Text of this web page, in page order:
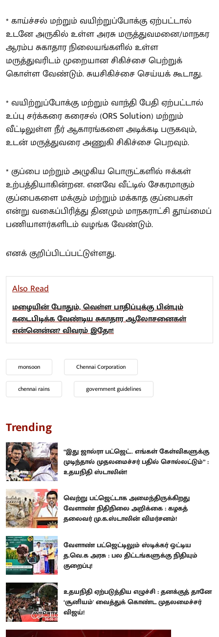
* காய்ச்சல் மற்றும் வயிற்றுப்போக்கு ஏற்பட்டால்
உடனே அருகில் உள்ள அரசு மருத்துவமனை/மாநகர
ஆரம்ப சுகாதார நிலையங்களில் உள்ள
மருத்துவரிடம் முறையான சிகிச்சை பெற்றுக்
கொள்ள வேண்டும். சுயசிகிச்சை செய்யக் கூடாது.
* வயிற்றுப்போக்கு மற்றும் வாந்தி பேதி ஏற்பட்டால்
உப்பு சர்க்கரை கரைசல் (ORS Solution) மற்றும்
வீட்டிலுள்ள நீர் ஆகாரங்களை அடிக்கடி பருகவும்,
உடன் மருத்துவரை அணுகி சிகிச்சை பெறவும்.
* குப்பை மற்றும் அழுகிய பொருட்களில் ஈக்கள்
உற்பத்தியாகின்றன. எனவே வீட்டில் சேகரமாகும்
குப்பைகளை மக்கும் மற்றும் மக்காத குப்பைகள்
என்று வகைப்பிரித்து தினமும் மாநகராட்சி தூய்மைப்
பணியாளர்களிடம் வழங்க வேண்டும்.
எனக் குறிப்பிடப்பட்டுள்ளது.
Also Read
மழையின் போதும், வெள்ள பாதிப்புக்கு பின்பும்
கடைபிடிக்க வேண்டிய சுகாதார ஆலோசனைகள்
என்னென்ன? விவரம் இதோ!
monsoon Chennai Corporation
chennai rains government guidelines
Trending
“இது ஜால்ரா பட்ஜெட்.. எங்கள் கேள்விகளுக்கு
முடிந்தால் முதலமைச்சர் பதில் சொல்லட்டும்” :
உதயநிதி ஸ்டாலின்!
வெற்று பட்ஜெட்டாக அமைந்திருக்கிறது
வேளாண் நிதிநிலை அறிக்கை : கழகத்
தலைவர் மு.க.ஸ்டாலின் விமர்சனம்!
வேளாண் பட்ஜெட்டிலும் ஸ்டிக்கர் ஒட்டிய
த.வெ.க அரசு : பல திட்டங்களுக்கு நிதியும்
குறைப்பு!
உதயநிதி ஏற்படுத்திய எழுச்சி : தனக்குத் தானே
‘சூனியம்' வைத்துக் கொண்ட முதலமைச்சர்
விஜய்!